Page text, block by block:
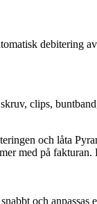
debitering
clips,
och låta
med på
och anpassas